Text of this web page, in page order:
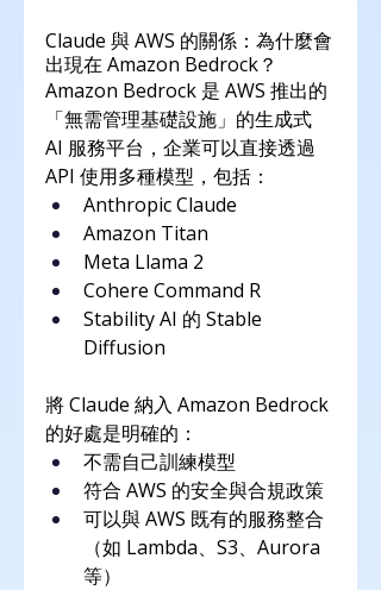
Claude 與 AWS 的關係：為什麼會
出現在 Amazon Bedrock？
Amazon Bedrock 是 AWS 推出的
「無需管理基礎設施」的生成式
AI 服務平台，企業可以直接透過
API 使用多種模型，包括：
Anthropic Claude
Amazon Titan
Meta Llama 2
Cohere Command R
Stability AI 的 Stable
Diffusion
將 Claude 納入 Amazon Bedrock
的好處是明確的：
不需自己訓練模型
符合 AWS 的安全與合規政策
可以與 AWS 既有的服務整合
（如 Lambda、S3、Aurora
等）